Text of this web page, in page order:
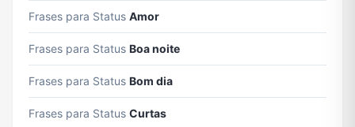
Frases para Status Amor
Frases para Status Boa noite
Frases para Status Bom dia
Frases para Status Curtas